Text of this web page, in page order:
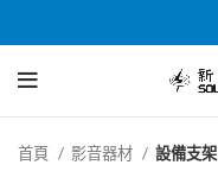
首頁 影音器材 設備支架